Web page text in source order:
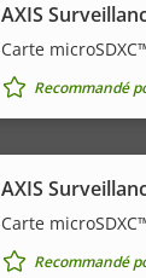
AXIS
Carte
Recommandé
AXIS
Carte
Recommandé